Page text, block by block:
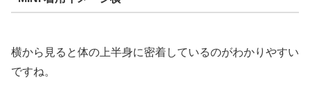
横から見ると体の上半身に密着しているのがわかりやすい
ですね。